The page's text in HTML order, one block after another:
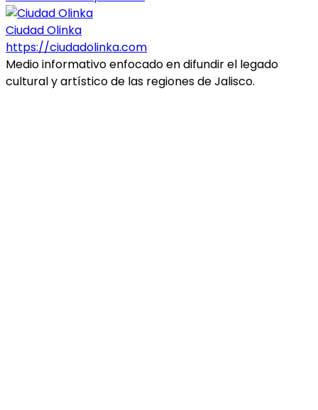
Ciudad Olinka
https://ciudadolinka.com
Medio informativo enfocado en difundir el legado
cultural y artístico de las regiones de Jalisco.